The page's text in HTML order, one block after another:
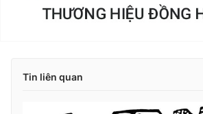
Tin liên quan